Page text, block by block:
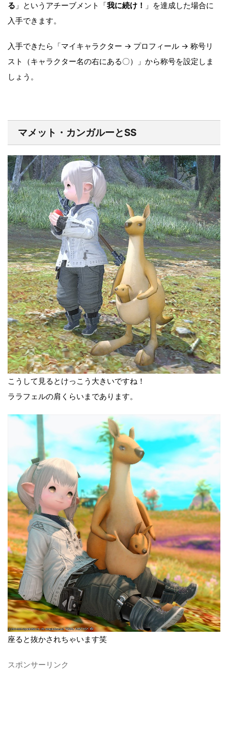
る 」というアチーブメント「我に続け！ 」を達成した場合に
入手できます。
入手できたら「マイキャラクター → プロフィール → 称号リ
スト（キャラクター名の右にある〇）」から称号を設定しま
しょう。
マメット・カンガルーとSS
こうして見るとけっこう大きいですね！
ララフェルの肩くらいまであります。
座ると抜かされちゃいます笑
スポンサーリンク